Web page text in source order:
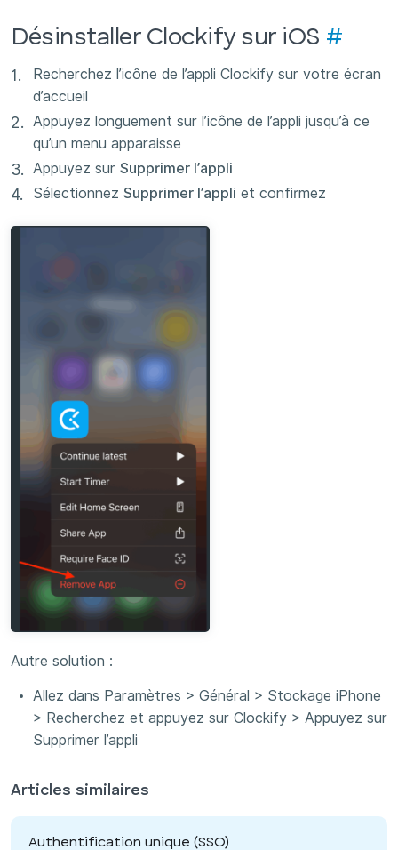
Désinstaller Clockify sur iOS #
Recherchez l’icône de l’appli Clockify sur votre écran
d’accueil
Appuyez longuement sur l’icône de l’appli jusqu’à ce
qu’un menu apparaisse
Appuyez sur Supprimer l’appli
Sélectionnez Supprimer l’appli et confirmez
Autre solution :
Allez dans Paramètres > Général > Stockage iPhone
> Recherchez et appuyez sur Clockify > Appuyez sur
Supprimer l’appli
Articles similaires
Authentification unique (SSO)